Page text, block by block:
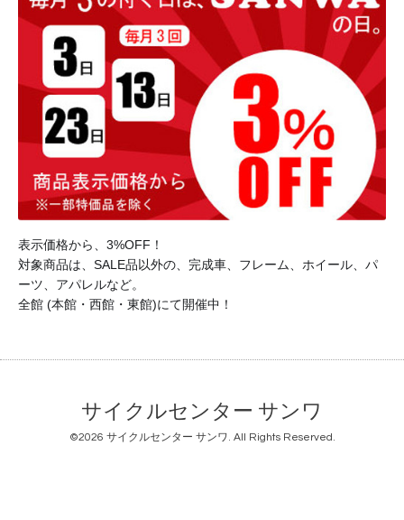
表示価格から、3%OFF！
対象商品は、SALE品以外の、完成車、フレーム、ホイール、パ
ーツ、アパレルなど。
全館 (本館・西館・東館)にて開催中！
サイクルセンター サンワ
©2026 サイクルセンター サンワ. All Rights Reserved.